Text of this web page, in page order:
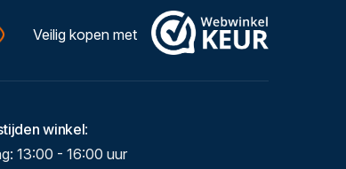
Veilig kopen met
winkel:
13:00 - 16:00 uur